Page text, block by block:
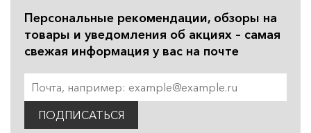
Персональные рекомендации, обзоры на
товары и уведомления об акциях – самая
свежая информация у вас на почте
ПОДПИСАТЬСЯ